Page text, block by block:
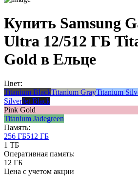
Купить Samsung
Ultra 12/512 ГБ
Gold в Ельце
Цвет:
Titanium BlackTitanium GrayTitanium
SilverJet Black
Pink Gold
Titanium Jadegreen
Память:
256 ГБ512 ГБ
1 ТБ
Оперативная память:
12 ГБ
Цена с учетом акции